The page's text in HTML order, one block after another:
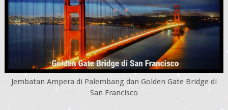
Jembatan Ampera di Palembang dan Golden Gate Bridge di
San Francisco